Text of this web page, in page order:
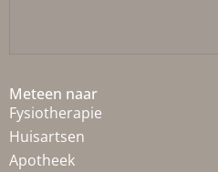
Meteen naar
Fysiotherapie
Huisartsen
Apotheek